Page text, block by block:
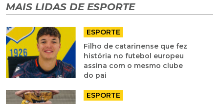
MAIS LIDAS DE ESPORTE
ESPORTE
Filho de catarinense que fez
história no futebol europeu
assina com o mesmo clube
do pai
ESPORTE